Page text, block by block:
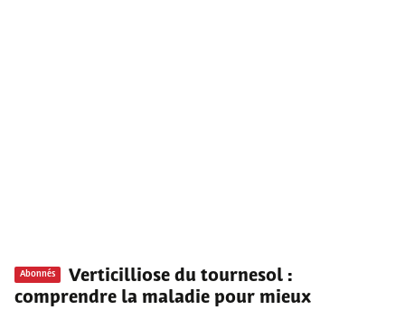
Abonnés
Verticilliose du tournesol :
comprendre la maladie pour mieux